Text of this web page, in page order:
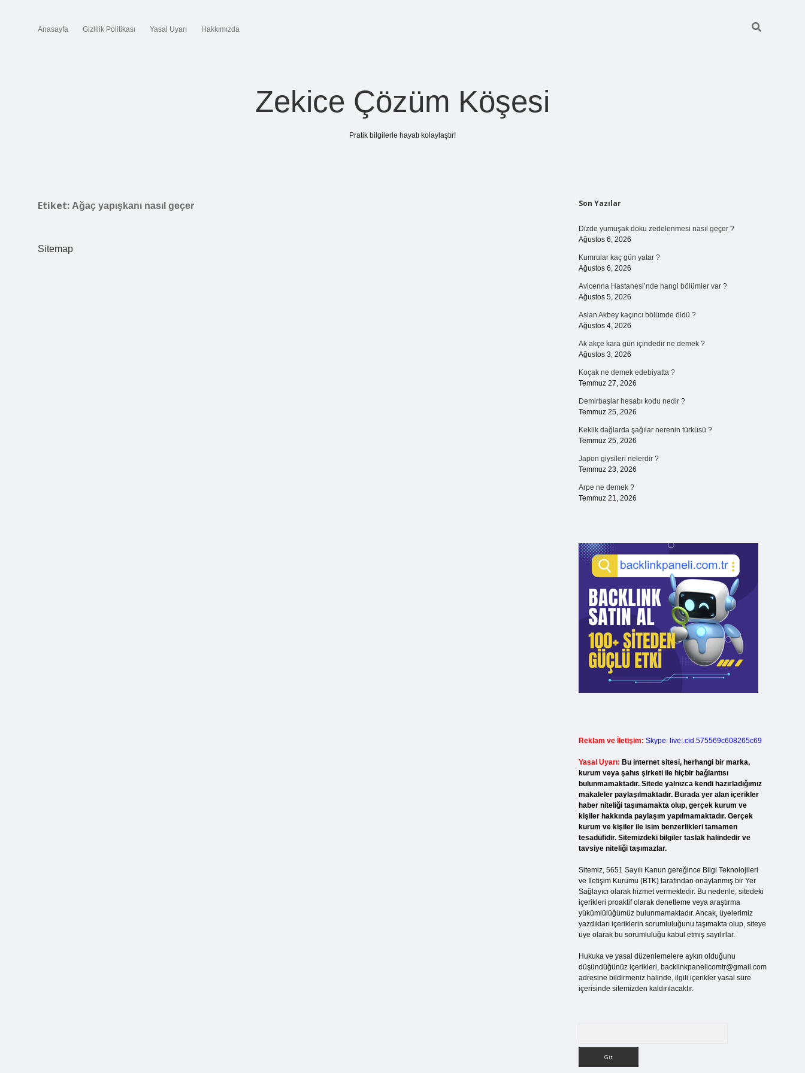
Anasayfa Gizlilik Politikası Yasal Uyarı Hakkımızda
Zekice Çözüm Köşesi
Pratik bilgilerle hayatı kolaylaştır!
Etiket: Ağaç yapışkanı nasıl geçer
Sitemap
Sidebar
Son Yazılar
Dizde yumuşak doku zedelenmesi nasıl geçer ?
Ağustos 6, 2026
Kumrular kaç gün yatar ?
Ağustos 6, 2026
Avicenna Hastanesi’nde hangi bölümler var ?
Ağustos 5, 2026
Aslan Akbey kaçıncı bölümde öldü ?
Ağustos 4, 2026
Ak akçe kara gün içindedir ne demek ?
Ağustos 3, 2026
Koçak ne demek edebiyatta ?
Temmuz 27, 2026
Demirbaşlar hesabı kodu nedir ?
Temmuz 25, 2026
Keklik dağlarda şağılar nerenin türküsü ?
Temmuz 25, 2026
Japon giysileri nelerdir ?
Temmuz 23, 2026
Arpe ne demek ?
Temmuz 21, 2026
Reklam ve İletişim: Skype: live:.cid.575569c608265c69
Yasal Uyarı: Bu internet sitesi, herhangi bir marka,
kurum veya şahıs şirketi ile hiçbir bağlantısı
bulunmamaktadır. Sitede yalnızca kendi hazırladığımız
makaleler paylaşılmaktadır. Burada yer alan içerikler
haber niteliği taşımamakta olup, gerçek kurum ve
kişiler hakkında paylaşım yapılmamaktadır. Gerçek
kurum ve kişiler ile isim benzerlikleri tamamen
tesadüfidir. Sitemizdeki bilgiler taslak halindedir ve
tavsiye niteliği taşımazlar.
Sitemiz, 5651 Sayılı Kanun gereğince Bilgi Teknolojileri
ve İletişim Kurumu (BTK) tarafından onaylanmış bir Yer
Sağlayıcı olarak hizmet vermektedir. Bu nedenle, sitedeki
içerikleri proaktif olarak denetleme veya araştırma
yükümlülüğümüz bulunmamaktadır. Ancak, üyelerimiz
yazdıkları içeriklerin sorumluluğunu taşımakta olup, siteye
üye olarak bu sorumluluğu kabul etmiş sayılırlar.
Hukuka ve yasal düzenlemelere aykırı olduğunu
düşündüğünüz içerikleri, backlinkpanelicomtr@gmail.com
adresine bildirmeniz halinde, ilgili içerikler yasal süre
içerisinde sitemizden kaldırılacaktır.